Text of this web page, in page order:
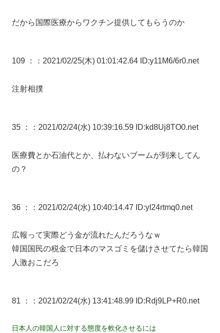
だから国際医療からワクチン提供してもらうのか
109 ： ：2021/02/25(木) 01:01:42.64 ID:y11M6/6r0.net
注射相撲
35 ： ：2021/02/24(水) 10:39:16.59 ID:kd8Uj8TO0.net
医療費とか石油代とか、払わないブームが到来してん
の？
36 ： ：2021/02/24(水) 10:40:14.47 ID:yI24rtmq0.net
広報って実際どう金が流れたんだろうなｗ
韓国国民の税金で日本のマスゴミを儲けさせてたら韓国
人激おこだろ
81 ： ：2021/02/24(水) 13:41:48.99 ID:Rdj9LP+R0.net
日本人の韓国人に対する態度を軟化させるには